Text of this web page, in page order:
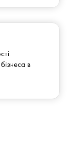
в